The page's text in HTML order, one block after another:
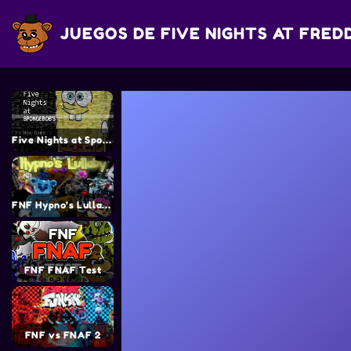
JUEGOS DE FIVE NIGHTS AT
Five Nights at Spongebob’s
FNF Hypno’s Lullaby : FNaF Mix
FNF FNAF Test
FNF vs FNAF 2